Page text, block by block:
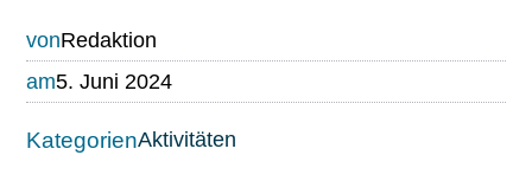
vonRedaktion
am5. Juni 2024
KategorienAktivitäten